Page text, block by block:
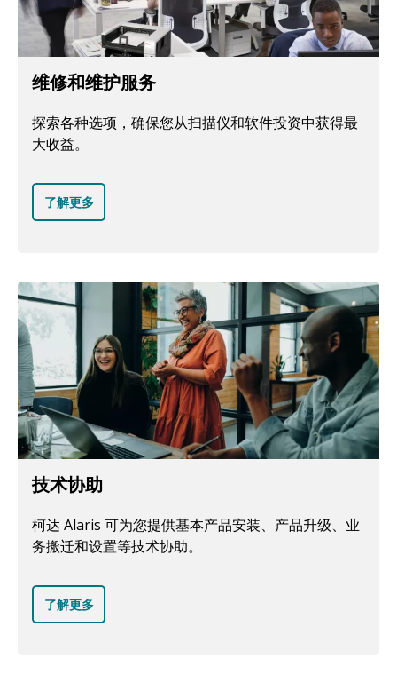
维修和维护服务
探索各种选项，确保您从扫描仪和软件投资中获得最
大收益。
了解更多
技术协助
柯达 Alaris 可为您提供基本产品安装、产品升级、业
务搬迁和设置等技术协助。
了解更多